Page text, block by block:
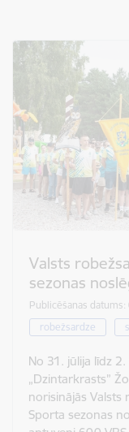
Valsts
sezonas
Publicēšanas datums:
robežsardze
No 31. jūlija līdz
„Dzintarkrasts”
norisinājās Valsts
Sporta sezonas